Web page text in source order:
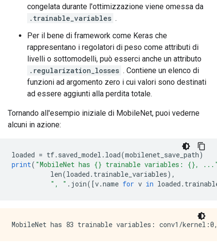
congelata durante l'ottimizzazione viene omessa da
.trainable_variables .
Per il bene di framework come Keras che
rappresentano i regolatori di peso come attributi di
livelli o sottomodelli, può esserci anche un attributo
.regularization_losses . Contiene un elenco di
funzioni ad argomento zero i cui valori sono destinati
ad essere aggiunti alla perdita totale.
Tornando all'esempio iniziale di MobileNet, puoi vederne
alcuni in azione:
loaded = tf. saved_model . load(mobilenet_save_path)
print( "MobileNet has {} trainable variables: {},
len(loaded . trainable_variables),
", " . join([v.name for v in loaded .